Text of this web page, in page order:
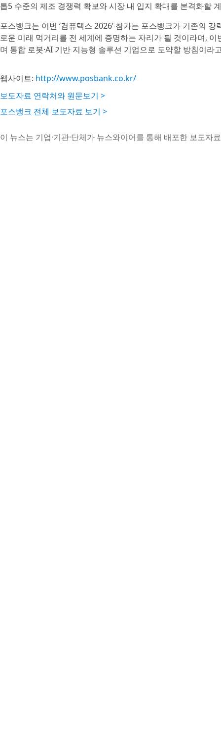
톱5 수준의 제조 경쟁력 확보와 시장 내 입지 확대를 본격화할
포스뱅크는 이번 ‘컴퓨텍스 2026’ 참가는 포스뱅크가 기존의
로운 미래 먹거리를 전 세계에 증명하는 자리가 될 것이라며,
며 통합 로봇·AI 기반 지능형 솔루션 기업으로 도약할 방침이라
웹사이트: http://www.posbank.co.kr/
보도자료 연락처와 원문보기 >
포스뱅크 전체 보도자료 보기 >
이 뉴스는 기업·기관·단체가 뉴스와이어를 통해 배포한 보도자